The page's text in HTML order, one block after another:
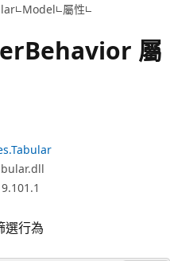
Model 屬性
Behavior 屬
選行為